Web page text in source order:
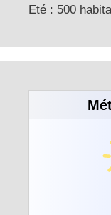
Eté : 500